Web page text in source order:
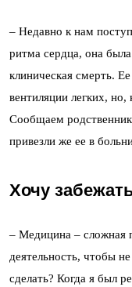
– Недавно к нам
ритма сердца, она
клиническая смерть.
вентиляции легких,
Сообщаем
привезли же ее в
Хочу
– Медицина – сложная
деятельность, чтобы
сделать? Когда я был